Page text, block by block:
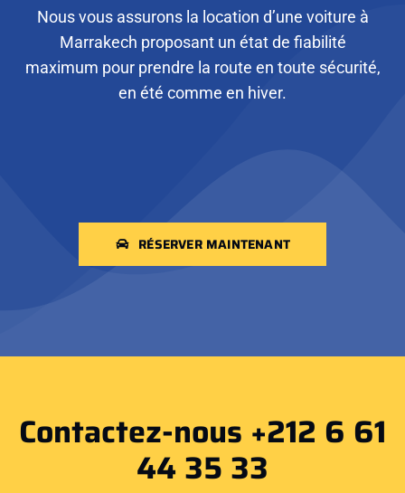
Nous vous assurons la location d’une voiture à
Marrakech proposant un état de fiabilité
maximum pour prendre la route en toute sécurité,
en été comme en hiver.
RÉSERVER MAINTENANT
Contactez-nous +212 6 61
44 35 33